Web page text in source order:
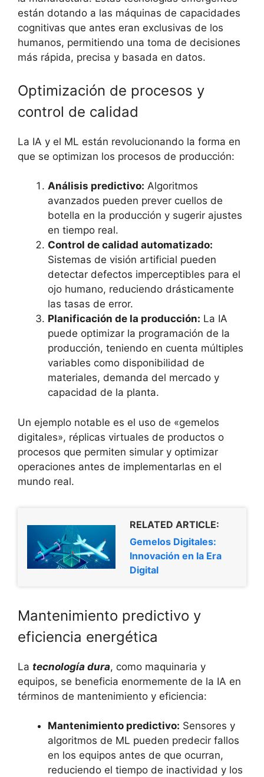
están dotando a las máquinas de capacidades
cognitivas que antes eran exclusivas de los
humanos, permitiendo una toma de decisiones
más rápida, precisa y basada en datos.
Optimización de procesos y
control de calidad
La IA y el ML están revolucionando la forma en
que se optimizan los procesos de producción:
Análisis predictivo: Algoritmos
avanzados pueden prever cuellos de
botella en la producción y sugerir ajustes
en tiempo real.
Control de calidad automatizado:
Sistemas de visión artificial pueden
detectar defectos imperceptibles para el
ojo humano, reduciendo drásticamente
las tasas de error.
Planificación de la producción: La IA
puede optimizar la programación de la
producción, teniendo en cuenta múltiples
variables como disponibilidad de
materiales, demanda del mercado y
capacidad de la planta.
Un ejemplo notable es el uso de «gemelos
digitales», réplicas virtuales de productos o
procesos que permiten simular y optimizar
operaciones antes de implementarlas en el
mundo real.
RELATED ARTICLE:
Gemelos Digitales:
Innovación en la Era
Digital
Mantenimiento predictivo y
eficiencia energética
La tecnología dura, como maquinaria y
equipos, se beneficia enormemente de la IA en
términos de mantenimiento y eficiencia:
Mantenimiento predictivo: Sensores y
algoritmos de ML pueden predecir fallos
en los equipos antes de que ocurran,
reduciendo el tiempo de inactividad y los